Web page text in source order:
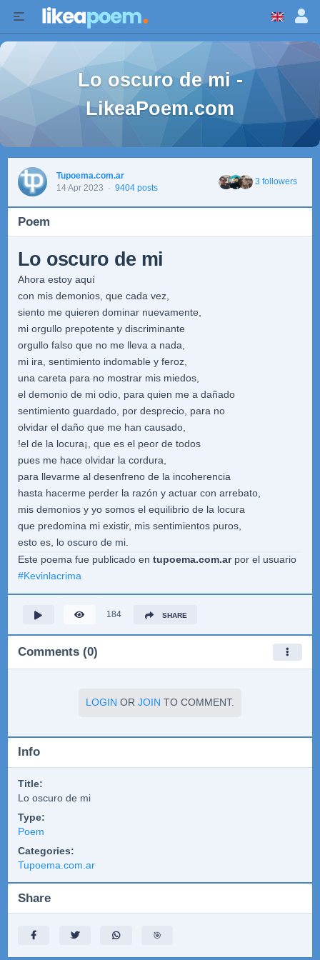
Lo oscuro de mi -
LikeaPoem.com
Tupoema.com.ar
14 Apr 2023 · 9404 posts
3 followers
Poem
Lo oscuro de mi
Ahora estoy aquí
con mis demonios, que cada vez,
siento me quieren dominar nuevamente,
mi orgullo prepotente y discriminante
orgullo falso que no me lleva a nada,
mi ira, sentimiento indomable y feroz,
una careta para no mostrar mis miedos,
el demonio de mi odio, para quien me a dañado
sentimiento guardado, por desprecio, para no
olvidar el daño que me han causado,
!el de la locura¡, que es el peor de todos
pues me hace olvidar la cordura,
para llevarme al desenfreno de la incoherencia
hasta hacerme perder la razón y actuar con arrebato,
mis demonios y yo somos el equilibrio de la locura
que predomina mi existir, mis sentimientos puros,
esto es, lo oscuro de mi.
Este poema fue publicado en tupoema.com.arpor el usuario
#Kevinlacrima
184 SHARE
Comments (0)
LOGIN OR JOIN TO COMMENT.
Info
Title:
Lo oscuro de mi
Type:
Poem
Categories:
Tupoema.com.ar
Share
🎯